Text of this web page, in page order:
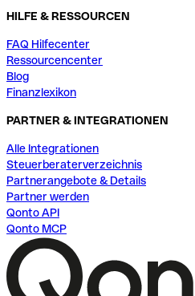
HILFE & RESSOURCEN
FAQ Hilfecenter
Ressourcencenter
Blog
Finanzlexikon
PARTNER & INTEGRATIONEN
Alle Integrationen
Steuerberaterverzeichnis
Partnerangebote & Details
Partner werden
Qonto API
Qonto MCP